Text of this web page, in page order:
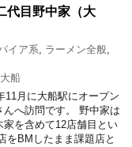
代目野中家（大
イア系, ラーメン全般,
船
11月に大船駅にオープン
んへ訪問です。 野中家は
を含めて12店舗目とい
をBMしたまま課題店と